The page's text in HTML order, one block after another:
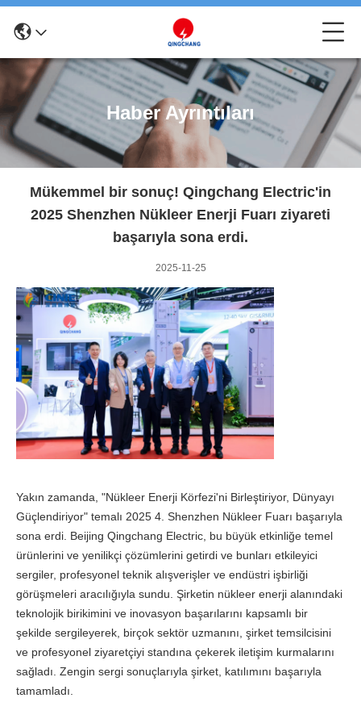
Haber Ayrıntıları
Mükemmel bir sonuç! Qingchang Electric'in
2025 Shenzhen Nükleer Enerji Fuarı ziyareti
başarıyla sona erdi.
2025-11-25
Yakın zamanda, "Nükleer Enerji Körfezi'ni Birleştiriyor, Dünyayı
Güçlendiriyor" temalı 2025 4. Shenzhen Nükleer Fuarı başarıyla
sona erdi. Beijing Qingchang Electric, bu büyük etkinliğe temel
ürünlerini ve yenilikçi çözümlerini getirdi ve bunları etkileyici
sergiler, profesyonel teknik alışverişler ve endüstri işbirliği
görüşmeleri aracılığıyla sundu. Şirketin nükleer enerji alanındaki
teknolojik birikimini ve inovasyon başarılarını kapsamlı bir
şekilde sergileyerek, birçok sektör uzmanını, şirket temsilcisini
ve profesyonel ziyaretçiyi standına çekerek iletişim kurmalarını
sağladı. Zengin sergi sonuçlarıyla şirket, katılımını başarıyla
tamamladı.